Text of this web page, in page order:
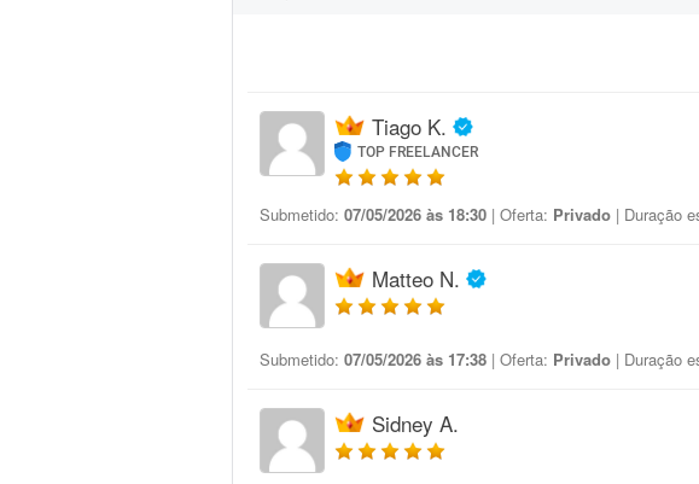
Tiago K.
TOP FREELANCER
Submetido: 07/05/2026 às 18:30 | Oferta: Privado | Duração
Matteo N.
Submetido: 07/05/2026 às 17:38 | Oferta: Privado | Duração
Sidney A.